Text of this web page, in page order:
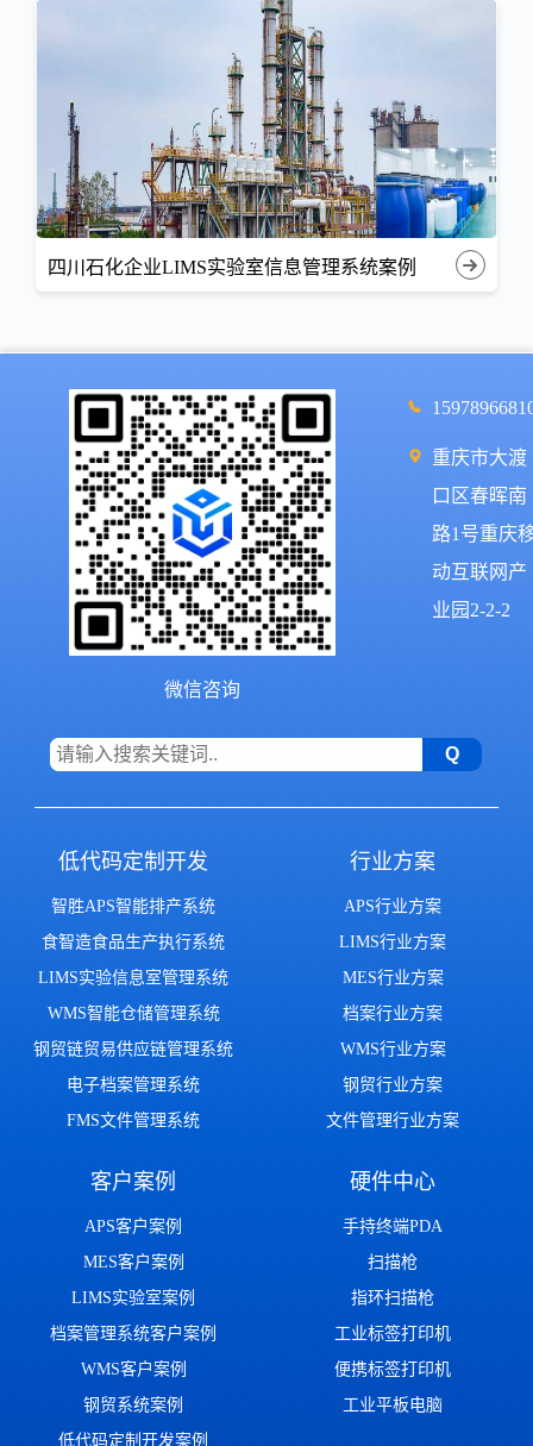
四川石化企业LIMS实验室信息管理系统案例
微信咨询
重庆市大渡
口区春晖南
路1号重庆
动互联网产
业园2-2-2
低代码定制开发
智胜APS智能排产系统
食智造食品生产执行系统
LIMS实验信息室管理系统
WMS智能仓储管理系统
钢贸链贸易供应链管理系统
电子档案管理系统
FMS文件管理系统
行业方案
APS行业方案
LIMS行业方案
MES行业方案
档案行业方案
WMS行业方案
钢贸行业方案
文件管理行业方案
客户案例
APS客户案例
MES客户案例
LIMS实验室案例
档案管理系统客户案例
WMS客户案例
钢贸系统案例
低代码定制开发案例
硬件中心
手持终端PDA
扫描枪
指环扫描枪
工业标签打印机
便携标签打印机
工业平板电脑